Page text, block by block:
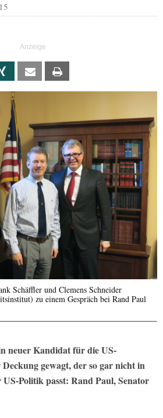
Xing Email
Schäffler und Clemens Schneider
zu einem Gespräch bei Rand Paul
neuer Kandidat für die US-
gewagt, der so gar nicht in
Politik passt: Rand Paul, Senator